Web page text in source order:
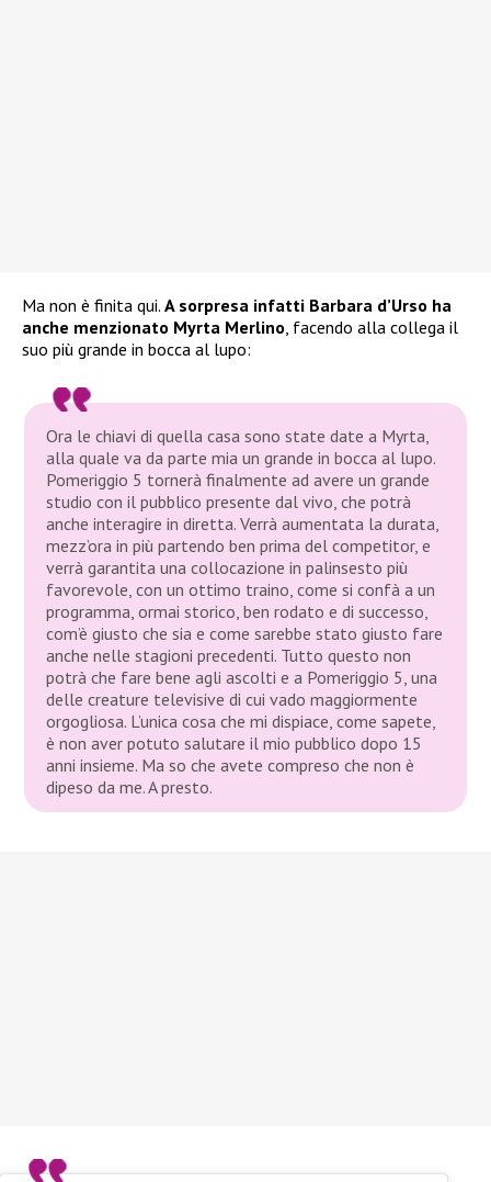
Ma non è finita qui. A sorpresa infatti Barbara d’Urso ha
anche menzionato Myrta Merlino , facendo alla collega il
suo più grande in bocca al lupo:
Ora le chiavi di quella casa sono state date a Myrta,
alla quale va da parte mia un grande in bocca al lupo.
Pomeriggio 5 tornerà finalmente ad avere un grande
studio con il pubblico presente dal vivo, che potrà
anche interagire in diretta. Verrà aumentata la durata,
mezz’ora in più partendo ben prima del competitor, e
verrà garantita una collocazione in palinsesto più
favorevole, con un ottimo traino, come si confà a un
programma, ormai storico, ben rodato e di successo,
com’è giusto che sia e come sarebbe stato giusto fare
anche nelle stagioni precedenti. Tutto questo non
potrà che fare bene agli ascolti e a Pomeriggio 5, una
delle creature televisive di cui vado maggiormente
orgogliosa. L’unica cosa che mi dispiace, come sapete,
è non aver potuto salutare il mio pubblico dopo 15
anni insieme. Ma so che avete compreso che non è
dipeso da me. A presto.